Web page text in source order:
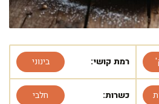
רמת קושי: בינוני
כשרות: חלבי